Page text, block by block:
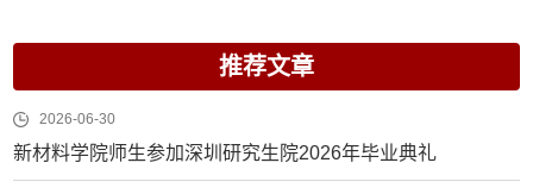
推荐文章
2026-06-30
新材料学院师生参加深圳研究生院2026年毕业典礼